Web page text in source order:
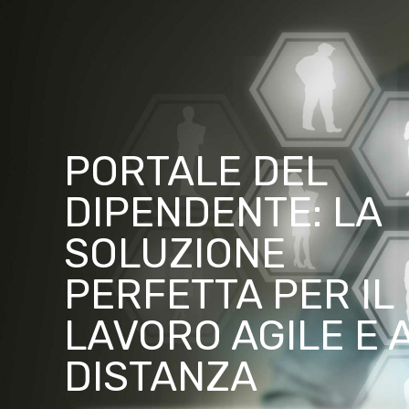
PORTALE DEL
DIPENDENTE: LA
SOLUZIONE
PERFETTA PER IL
LAVORO AGILE E
DISTANZA